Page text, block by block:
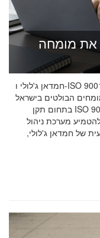
את מומחה
חמדאן ג'לולי ו-ISO 9001 ב-2026: מה חובה לדעת לפני שבוחרים יועץ
הבולטים בישראל
בתחום תקן ISO 9001 וניהול איכות, עם ניסיון מוכח בליווי עשרות
מערכת ניהול
המקצועית של חמדאן ג'לולי,